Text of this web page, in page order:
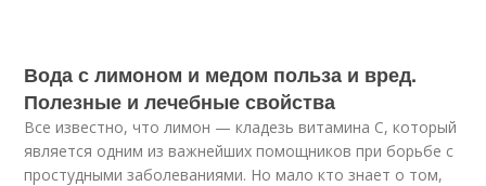
Вода с лимоном и медом польза и вред.
Полезные и лечебные свойства
Все известно, что лимон — кладезь витамина С, который
является одним из важнейших помощников при борьбе с
простудными заболеваниями. Но мало кто знает о том,